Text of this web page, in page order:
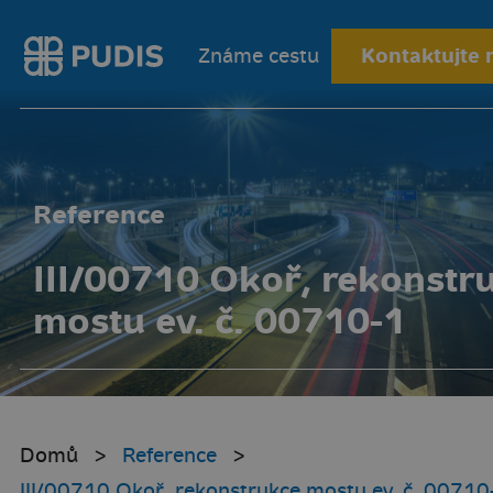
Známe cestu Kontaktujte
Reference
III/00710 Okoř,
mostu ev. č. 00710-1
Domů
Reference